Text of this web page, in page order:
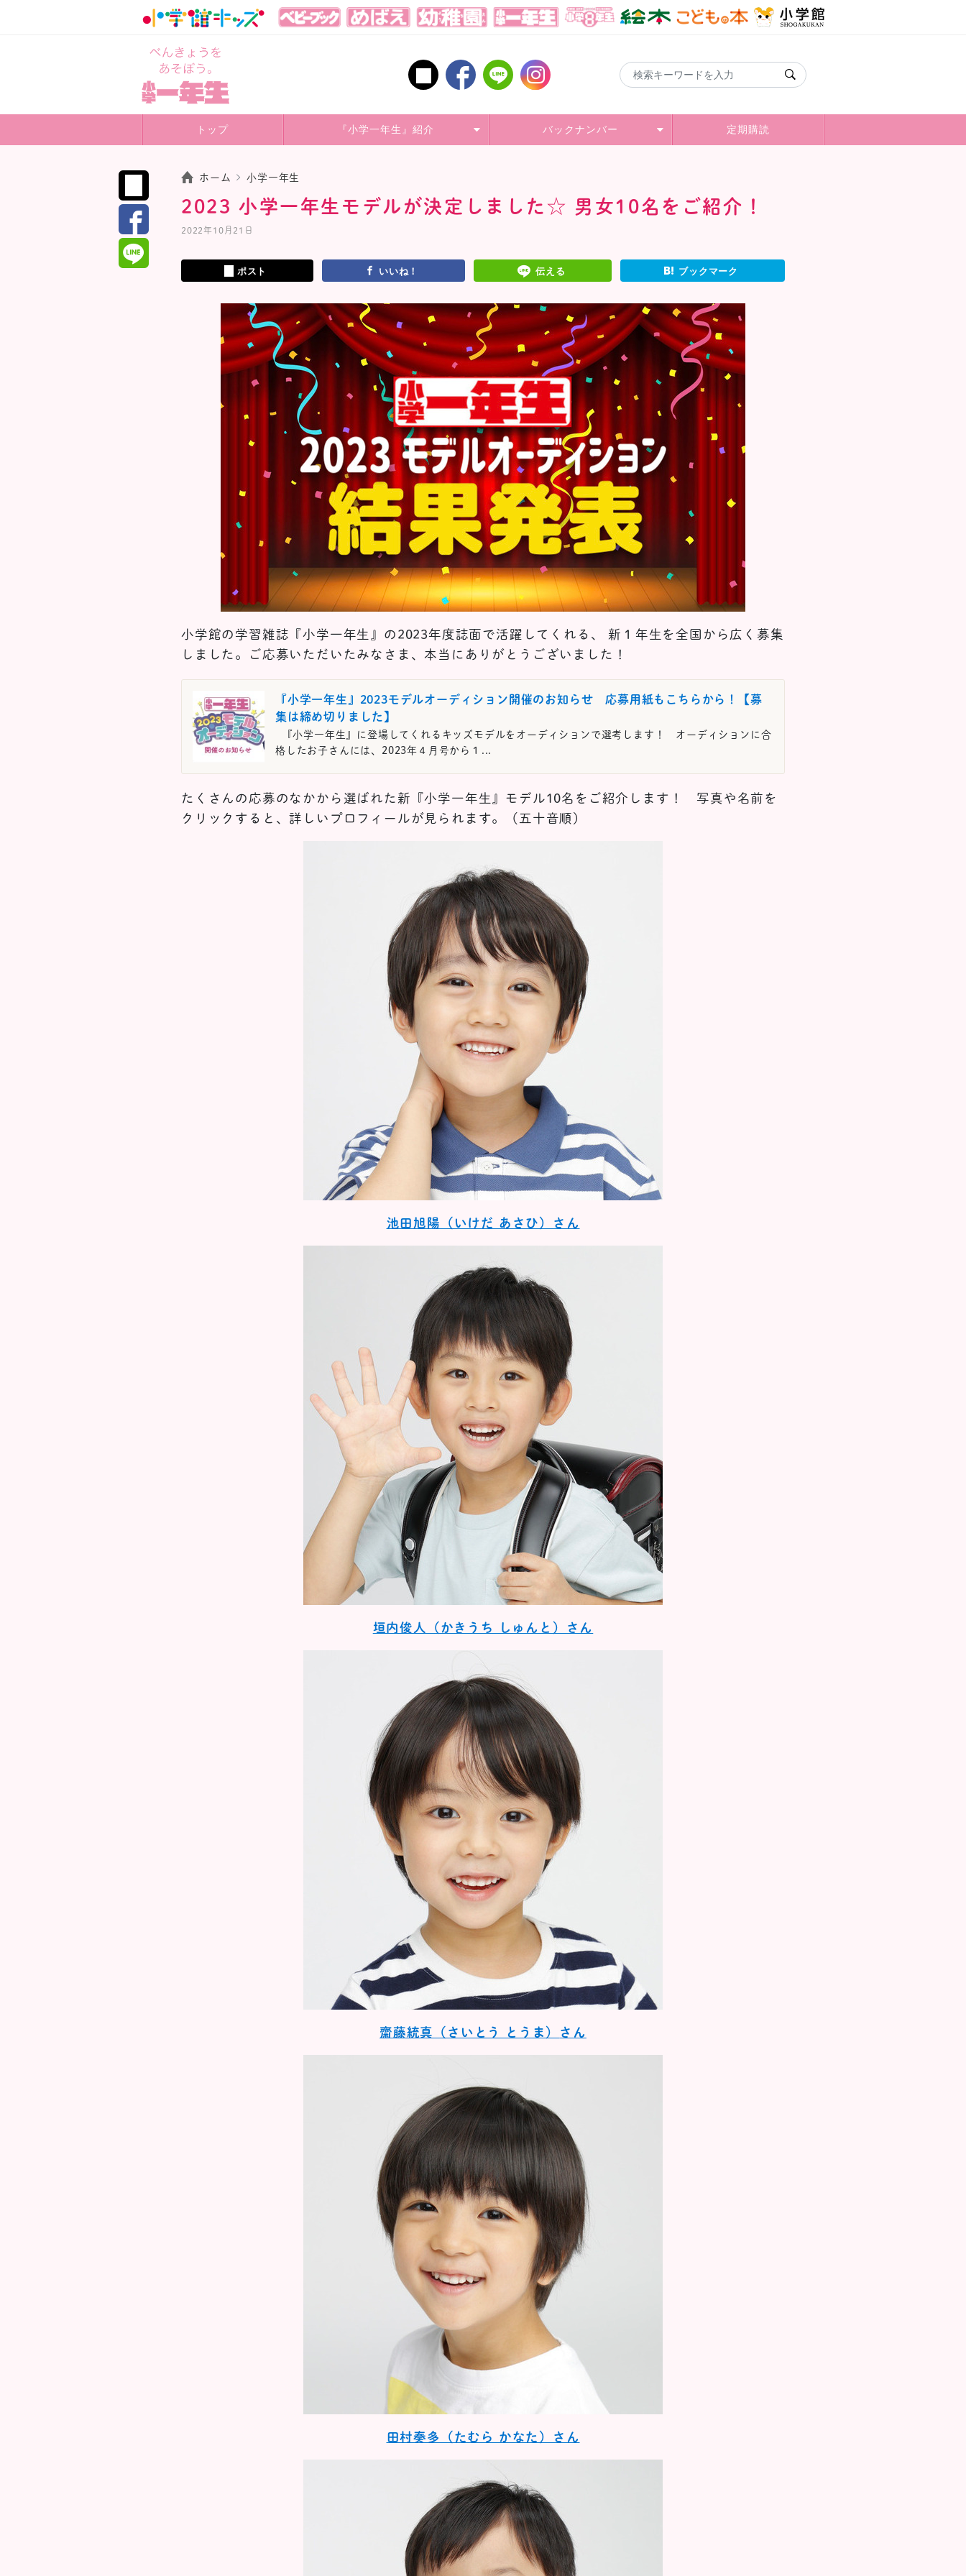
トップ 『小学一年生』紹介 バックナンバー 定期購読
ホーム 小学一年生
2023 小学一年生モデルが決定しました☆ 男女10名をご紹介！
2022年10月21日
ポスト いいね！ 伝える ブックマーク
小学館の学習雑誌『小学一年生』の2023年度誌面で活躍してくれる、 新１年生を全国から広く募集
しました。ご応募いただいたみなさま、本当にありがとうございました！
『小学一年生』2023モデルオーディション開催のお知らせ 応募用紙もこちらから！【募
集は締め切りました】
『小学一年生』に登場してくれるキッズモデルをオーディションで選考します！ オーディションに合
格したお子さんには、2023年４月号から１...
たくさんの応募のなかから選ばれた新『小学一年生』モデル10名をご紹介します！ 写真や名前を
クリックすると、詳しいプロフィールが見られます。（五十音順）
池田旭陽（いけだ あさひ）さん
垣内俊人（かきうち しゅんと）さん
齋藤統真（さいとう とうま） さん
田村奏多（たむら かなた）さん